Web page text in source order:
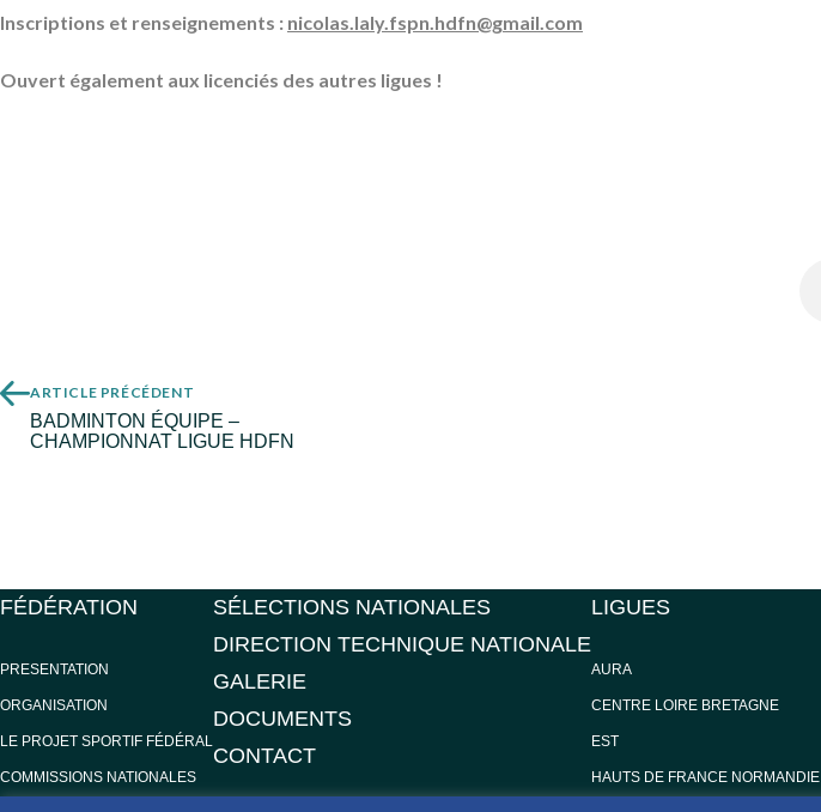
Inscriptions et renseignements : nicolas.laly.fspn.hdfn@gmail.com
Ouvert également aux licenciés des autres ligues !
ARTICLE PRÉCÉDENT
BADMINTON ÉQUIPE –
CHAMPIONNAT LIGUE HDFN
FÉDÉRATION
PRESENTATION
ORGANISATION
LE PROJET SPORTIF FÉDÉRAL
COMMISSIONS NATIONALES
SÉLECTIONS NATIONALES
DIRECTION TECHNIQUE NATIONALE
GALERIE
DOCUMENTS
CONTACT
LIGUES
AURA
CENTRE LOIRE BRETAGNE
EST
HAUTS DE FRANCE NORMANDIE